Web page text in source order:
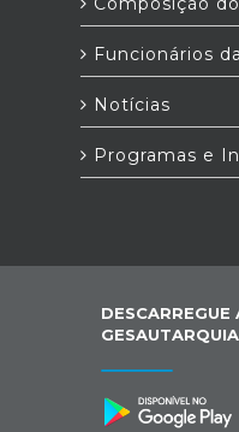
Funcionários
Notícias
Programas e
DESCARREGUE